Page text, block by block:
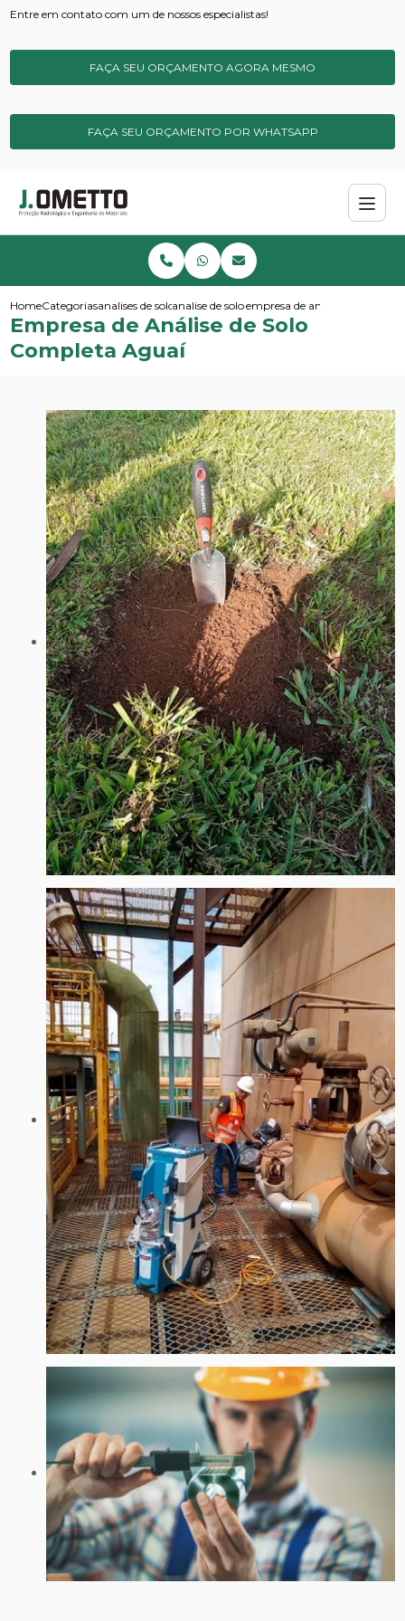
Entre em contato com um de nossos especialistas!
FAÇA SEU ORÇAMENTO AGORA MESMO
FAÇA SEU ORÇAMENTO POR WHATSAPP
HomeCategoriasanalises de solos e sedimentos
analise de solo simplesempresa de analise de solo
Empresa de Análise de Solo
Completa Aguaí